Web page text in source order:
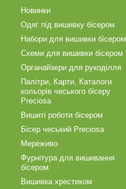
Новинки
Одяг під вишивку бісером
Набори для вишивки бісером
Схеми для вишивки бісером
Органайзери для рукоділля
Палітри, Карти, Каталоги
кольорів чеського бісеру
Preciosa
Вишиті роботи бісером
Бісер чеський Preciosa
Мереживо
Фурнітура для вишивання
бісером
Вишивка хрестиком